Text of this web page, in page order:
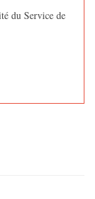
du Service de